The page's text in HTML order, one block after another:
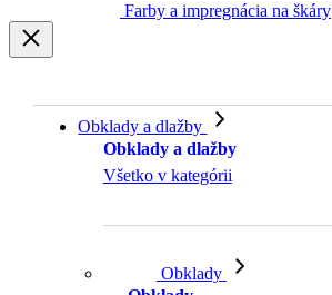
Farby a impregnácia na škáry
Obklady a dlažby
Obklady a dlažby
Všetko v kategórii
Obklady